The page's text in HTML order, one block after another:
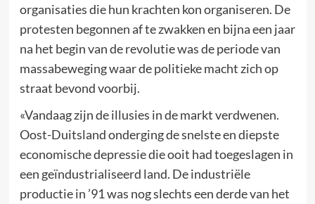
organisaties die hun krachten kon organiseren. De
protesten begonnen af te zwakken en bijna een jaar
na het begin van de revolutie was de periode van
massabeweging waar de politieke macht zich op
straat bevond voorbij.
«Vandaag zijn de illusies in de markt verdwenen.
Oost-Duitsland onderging de snelste en diepste
economische depressie die ooit had toegeslagen in
een geïndustrialiseerd land. De industriële
productie in ’91 was nog slechts een derde van het